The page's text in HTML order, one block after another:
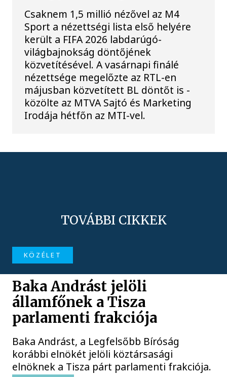
Csaknem 1,5 millió nézővel az M4
Sport a nézettségi lista első helyére
került a FIFA 2026 labdarúgó-
világbajnokság döntőjének
közvetítésével. A vasárnapi finálé
nézettsége megelőzte az RTL-en
májusban közvetített BL döntőt is -
közölte az MTVA Sajtó és Marketing
Irodája hétfőn az MTI-vel.
TOVÁBBI CIKKEK
KÖZÉLET
Baka Andrást jelöli
államfőnek a Tisza
parlamenti frakciója
Baka Andrást, a Legfelsőbb Bíróság
korábbi elnökét jelöli köztársasági
elnöknek a Tisza párt parlamenti frakciója.